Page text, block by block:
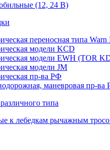
(12, 24 В)
переносная типа
модели KCD
модели EWH (TOR
модели JM
пр-ва РФ
маневровая пр-ва
типа
к лебедкам рычажным